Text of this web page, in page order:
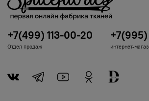
+7(499) 113-00-20
Отдел продаж интернет-